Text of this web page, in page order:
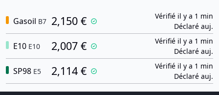
Gasoil B7 2,150 €
Vérifié il y a 1 min
Déclaré auj.
E10 E10 2,007 €
Vérifié il y a 1 min
Déclaré auj.
SP98 E5 2,114 €
Vérifié il y a 1 min
Déclaré auj.